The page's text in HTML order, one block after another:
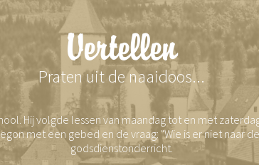
Vertellen
Praten uit de naaidoos...
Hij volgde lessen van maandag tot en met
met een gebed en de vraag: "Wie is er niet naar
godsdienstonderricht.